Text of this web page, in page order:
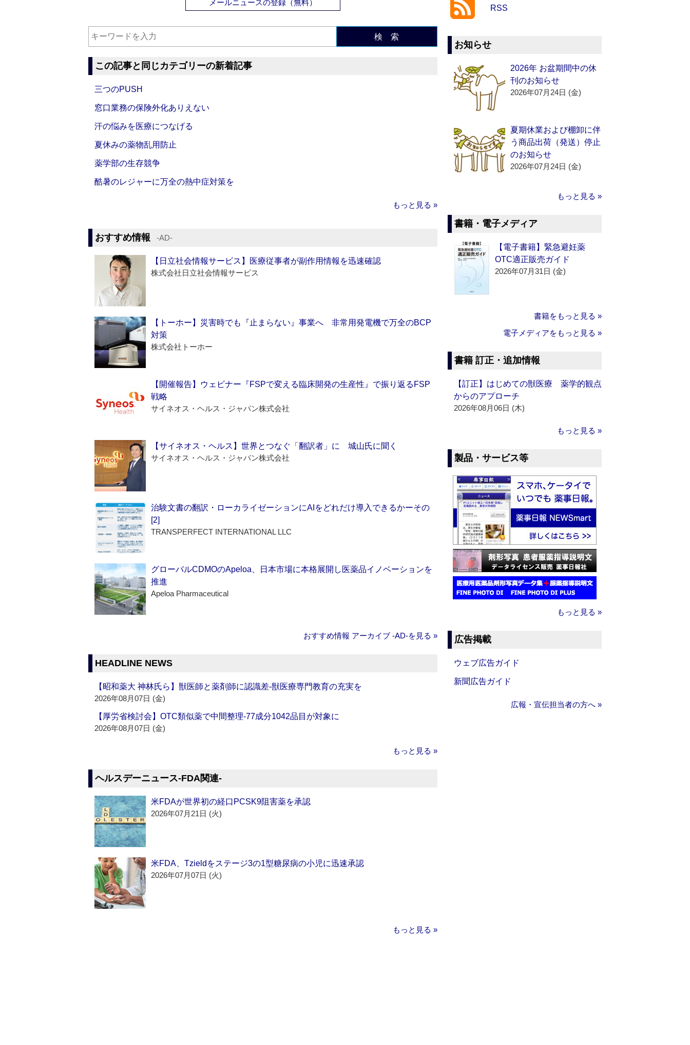
メールニュースの登録（無料）
検 索
この記事と同じカテゴリーの新着記事
三つのPUSH
窓口業務の保険外化ありえない
汗の悩みを医療につなげる
夏休みの薬物乱用防止
薬学部の生存競争
酷暑のレジャーに万全の熱中症対策を
もっと見る »
おすすめ情報 ‐AD‐
【日立社会情報サービス】医療従事者が副作用情報を迅速確認
株式会社日立社会情報サービス
【トーホー】災害時でも『止まらない』事業へ 非常用発電機で万全のBCP
対策
株式会社トーホー
【開催報告】ウェビナー『FSPで変える臨床開発の生産性』で振り返るFSP
戦略
サイネオス・ヘルス・ジャパン株式会社
【サイネオス・ヘルス】世界とつなぐ「翻訳者」に 城山氏に聞く
サイネオス・ヘルス・ジャパン株式会社
治験文書の翻訳・ローカライゼーションにAIをどれだけ導入できるかーその
[2]
TRANSPERFECT INTERNATIONAL LLC
グローバルCDMOのApeloa、日本市場に本格展開し医薬品イノベーションを
推進
Apeloa Pharmaceutical
おすすめ情報 アーカイブ ‐AD‐を見る »
HEADLINE NEWS
【昭和薬大 神林氏ら】獣医師と薬剤師に認識差‐獣医療専門教育の充実を
2026年08月07日 (金)
【厚労省検討会】OTC類似薬で中間整理‐77成分1042品目が対象に
2026年08月07日 (金)
もっと見る »
ヘルスデーニュース‐FDA関連‐
米FDAが世界初の経口PCSK9阻害薬を承認
2026年07月21日 (火)
米FDA、Tzieldをステージ3の1型糖尿病の小児に迅速承認
2026年07月07日 (火)
もっと見る »
RSS
お知らせ
2026年 お盆期間中の休
刊のお知らせ
2026年07月24日 (金)
夏期休業および棚卸に伴
う商品出荷（発送）停止
のお知らせ
2026年07月24日 (金)
もっと見る »
書籍・電子メディア
【電子書籍】緊急避妊薬
OTC適正販売ガイド
2026年07月31日 (金)
書籍をもっと見る »
電子メディアをもっと見る »
書籍 訂正・追加情報
【訂正】はじめての獣医療 薬学的観点
からのアプローチ
2026年08月06日 (木)
もっと見る »
製品・サービス等
もっと見る »
広告掲載
ウェブ広告ガイド
新聞広告ガイド
広報・宣伝担当者の方へ »